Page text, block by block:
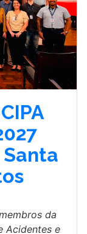
da
Acidentes e